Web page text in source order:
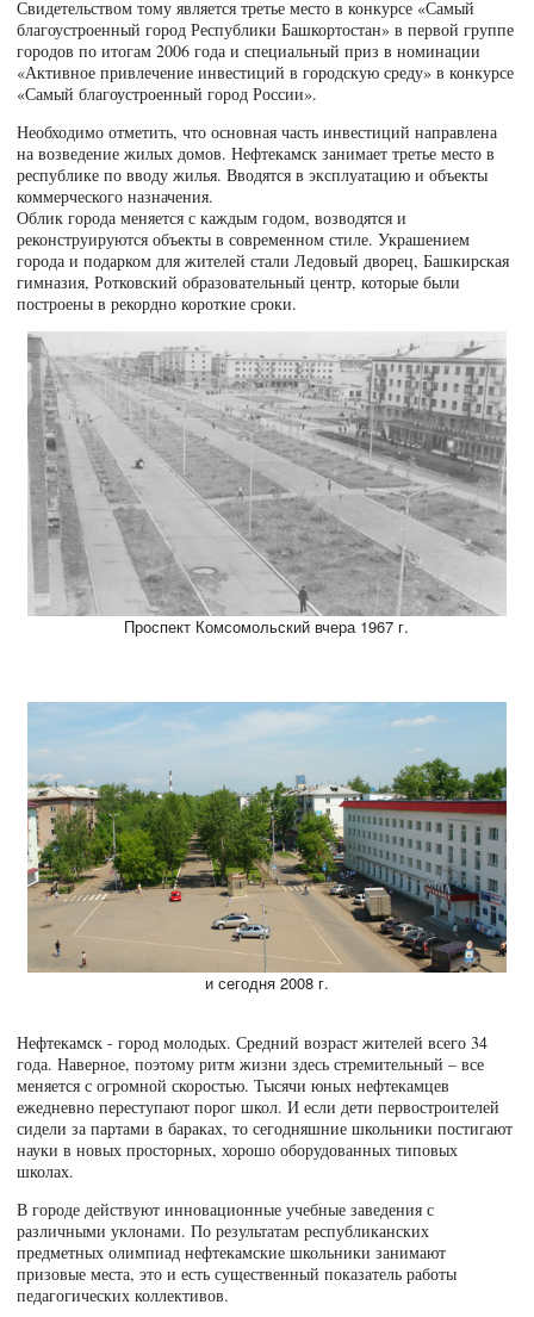
Свидетельством тому является третье место в конкурсе «Самый
благоустроенный город Республики Башкортостан» в первой группе
городов по итогам 2006 года и специальный приз в номинации
«Активное привлечение инвестиций в городскую среду» в конкурсе
«Самый благоустроенный город России».
Необходимо отметить, что основная часть инвестиций направлена
на возведение жилых домов. Нефтекамск занимает третье место в
республике по вводу жилья. Вводятся в эксплуатацию и объекты
коммерческого назначения.
Облик города меняется с каждым годом, возводятся и
реконструируются объекты в современном стиле. Украшением
города и подарком для жителей стали Ледовый дворец, Башкирская
гимназия, Ротковский образовательный центр, которые были
построены в рекордно короткие сроки.
Нефтекамск - город молодых. Средний возраст жителей всего 34
года. Наверное, поэтому ритм жизни здесь стремительный – все
меняется с огромной скоростью. Тысячи юных нефтекамцев
ежедневно переступают порог школ. И если дети первостроителей
сидели за партами в бараках, то сегодняшние школьники постигают
науки в новых просторных, хорошо оборудованных типовых
школах.
В городе действуют инновационные учебные заведения с
различными уклонами. По результатам республиканских
предметных олимпиад нефтекамские школьники занимают
призовые места, это и есть существенный показатель работы
педагогических коллективов.